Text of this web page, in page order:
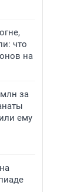
что
на
за
ему